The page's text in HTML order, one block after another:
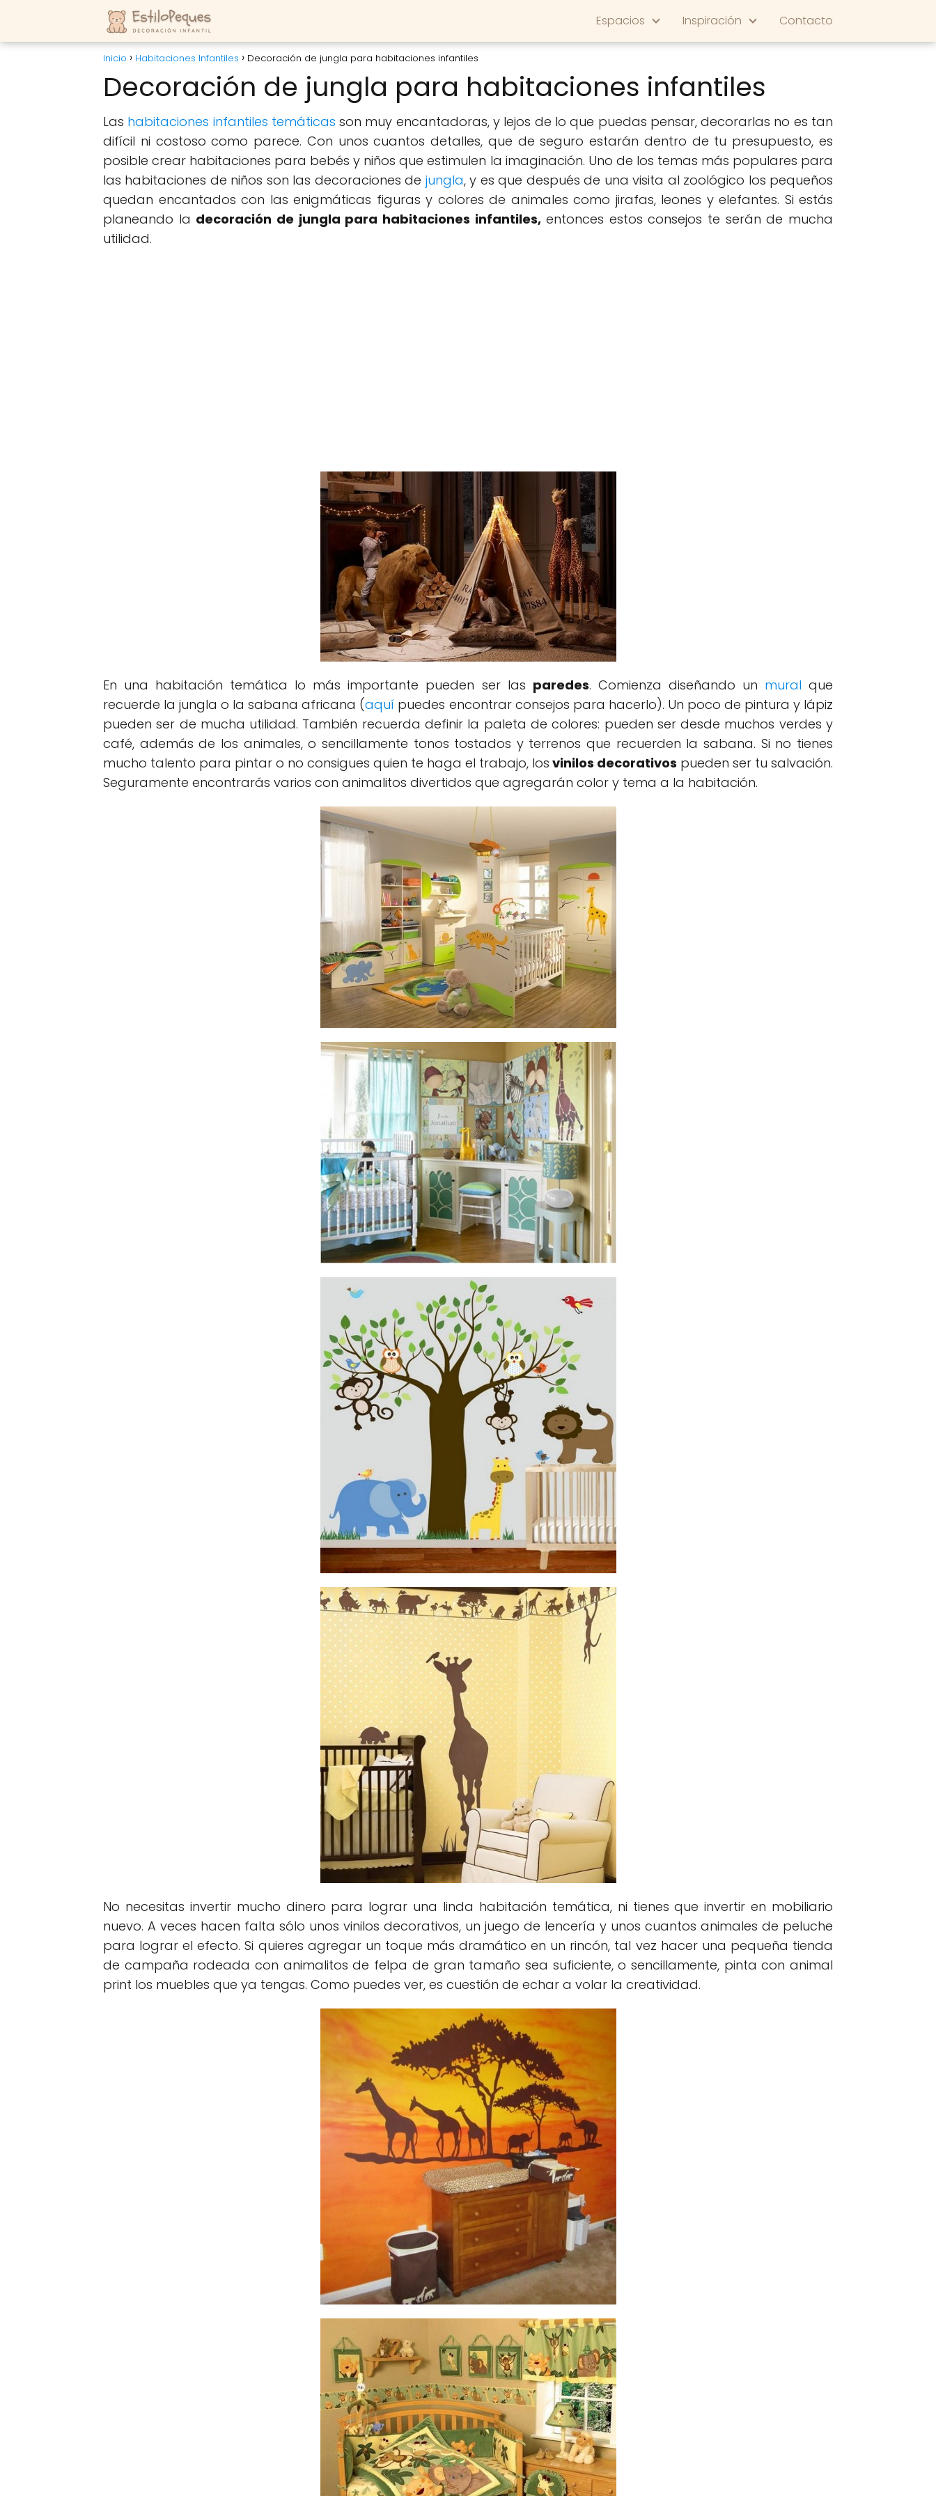
Espacios Inspiración Contacto
Inicio Habitaciones Infantiles Decoración de jungla para habitaciones infantiles
Decoración de jungla para habitaciones infantiles
Las habitaciones infantiles temáticas son muy encantadoras, y lejos de lo que puedas pensar, decorarlas no es tan
difícil ni costoso como parece. Con unos cuantos detalles, que de seguro estarán dentro de tu presupuesto, es
posible crear habitaciones para bebés y niños que estimulen la imaginación. Uno de los temas más populares para
las habitaciones de niños son las decoraciones de jungla, y es que después de una visita al zoológico los pequeños
quedan encantados con las enigmáticas figuras y colores de animales como jirafas, leones y elefantes. Si estás
planeando la decoración de jungla para habitaciones infantiles,entonces estos consejos te serán de mucha
utilidad.
En una habitación temática lo más importante pueden ser las paredes. Comienza diseñando un mural que
recuerde la jungla o la sabana africana (aquí puedes encontrar consejos para hacerlo). Un poco de pintura y lápiz
pueden ser de mucha utilidad. También recuerda definir la paleta de colores: pueden ser desde muchos verdes y
café, además de los animales, o sencillamente tonos tostados y terrenos que recuerden la sabana. Si no tienes
mucho talento para pintar o no consigues quien te haga el trabajo, los vinilos decorativos pueden ser tu salvación.
Seguramente encontrarás varios con animalitos divertidos que agregarán color y tema a la habitación.
No necesitas invertir mucho dinero para lograr una linda habitación temática, ni tienes que invertir en mobiliario
nuevo. A veces hacen falta sólo unos vinilos decorativos, un juego de lencería y unos cuantos animales de peluche
para lograr el efecto. Si quieres agregar un toque más dramático en un rincón, tal vez hacer una pequeña tienda
de campaña rodeada con animalitos de felpa de gran tamaño sea suficiente, o sencillamente, pinta con animal
print los muebles que ya tengas. Como puedes ver, es cuestión de echar a volar la creatividad.